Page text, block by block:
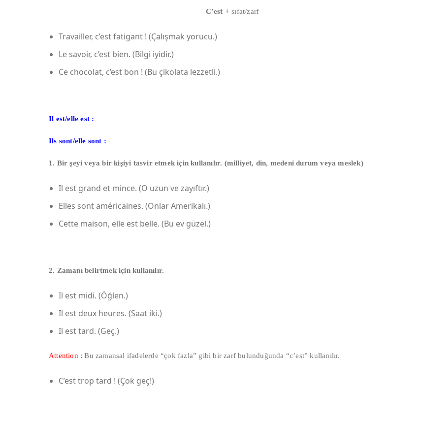
C’est +sıfat/zarf
Travailler, c’est fatigant ! (Çalışmak yorucu.)
Le savoir, c’est bien. (Bilgi iyidir.)
Ce chocolat, c’est bon ! (Bu çikolata lezzetli.)
Il est/elle est :
Ils sont/elle sont :
1. Bir şeyi veya bir kişiyi tasvir etmek için kullanılır. (milliyet, din, medeni durum veya meslek)
Il est grand et mince. (O uzun ve zayıftır.)
Elles sont américaines. (Onlar Amerikalı.)
Cette maison, elle est belle. (Bu ev güzel.)
2. Zamanı belirtmek için kullanılır.
Il est midi. (Öğlen.)
Il est deux heures. (Saat iki.)
Il est tard. (Geç.)
Attention : Bu zamansal ifadelerde “çok fazla” gibi bir zarf bulunduğunda “c’est” kullanılır.
C’est trop tard ! (Çok geç!)